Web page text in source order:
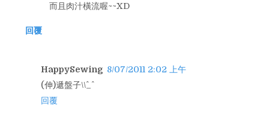
而且肉汁橫流喔~~XD
回覆
HappySewing 8/07/2011 2:02 上午
(伸)遞盤子\\^_^
回覆